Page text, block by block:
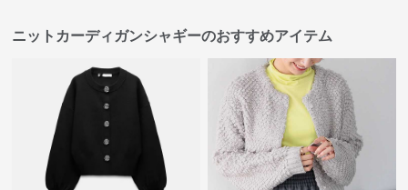
ニットカーディガンシャギーのおすすめアイテム